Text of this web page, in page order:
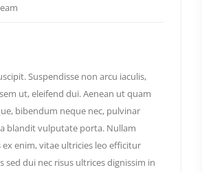
Suspendisse non arcu iaculis,
ut, eleifend dui. Aenean ut quam
bibendum neque nec, pulvinar
blandit vulputate porta. Nullam
ex enim, vitae ultricies leo efficitur
sed dui nec risus ultrices dignissim in